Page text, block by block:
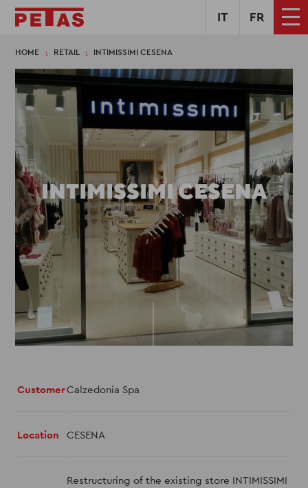
IT FR
HOME RETAIL INTIMISSIMI CESENA
INTIMISSIMI CESENA
CustomerCalzedonia Spa
Location CESENA
Restructuring of the existing store INTIMISSIMI